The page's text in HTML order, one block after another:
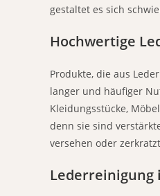
gestaltet es sich
Hochwertige
Produkte, die aus
langer und häufiger
Kleidungsstücke,
denn sie sind
versehen oder
Lederreinigung